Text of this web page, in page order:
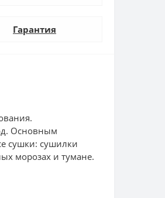
Гарантия
Основным
сушки: сушилки
морозах и тумане.